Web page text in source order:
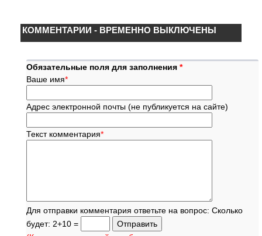
КОММЕНТАРИИ - ВРЕМЕННО ВЫКЛЮЧЕНЫ
Обязательные поля для заполнения *
Ваше имя*
Адрес электронной почты (не публикуется на сайте)
Текст комментария*
Для отправки комментария ответьте на вопрос: Сколько
будет: 2+10 =